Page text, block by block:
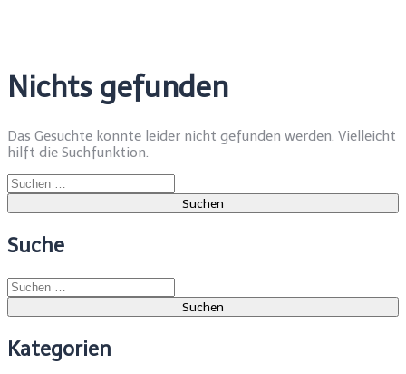
Nichts gefunden
Das Gesuchte konnte leider nicht gefunden werden. Vielleicht
hilft die Suchfunktion.
Suchen
nach:
Suche
Suchen
nach:
Kategorien